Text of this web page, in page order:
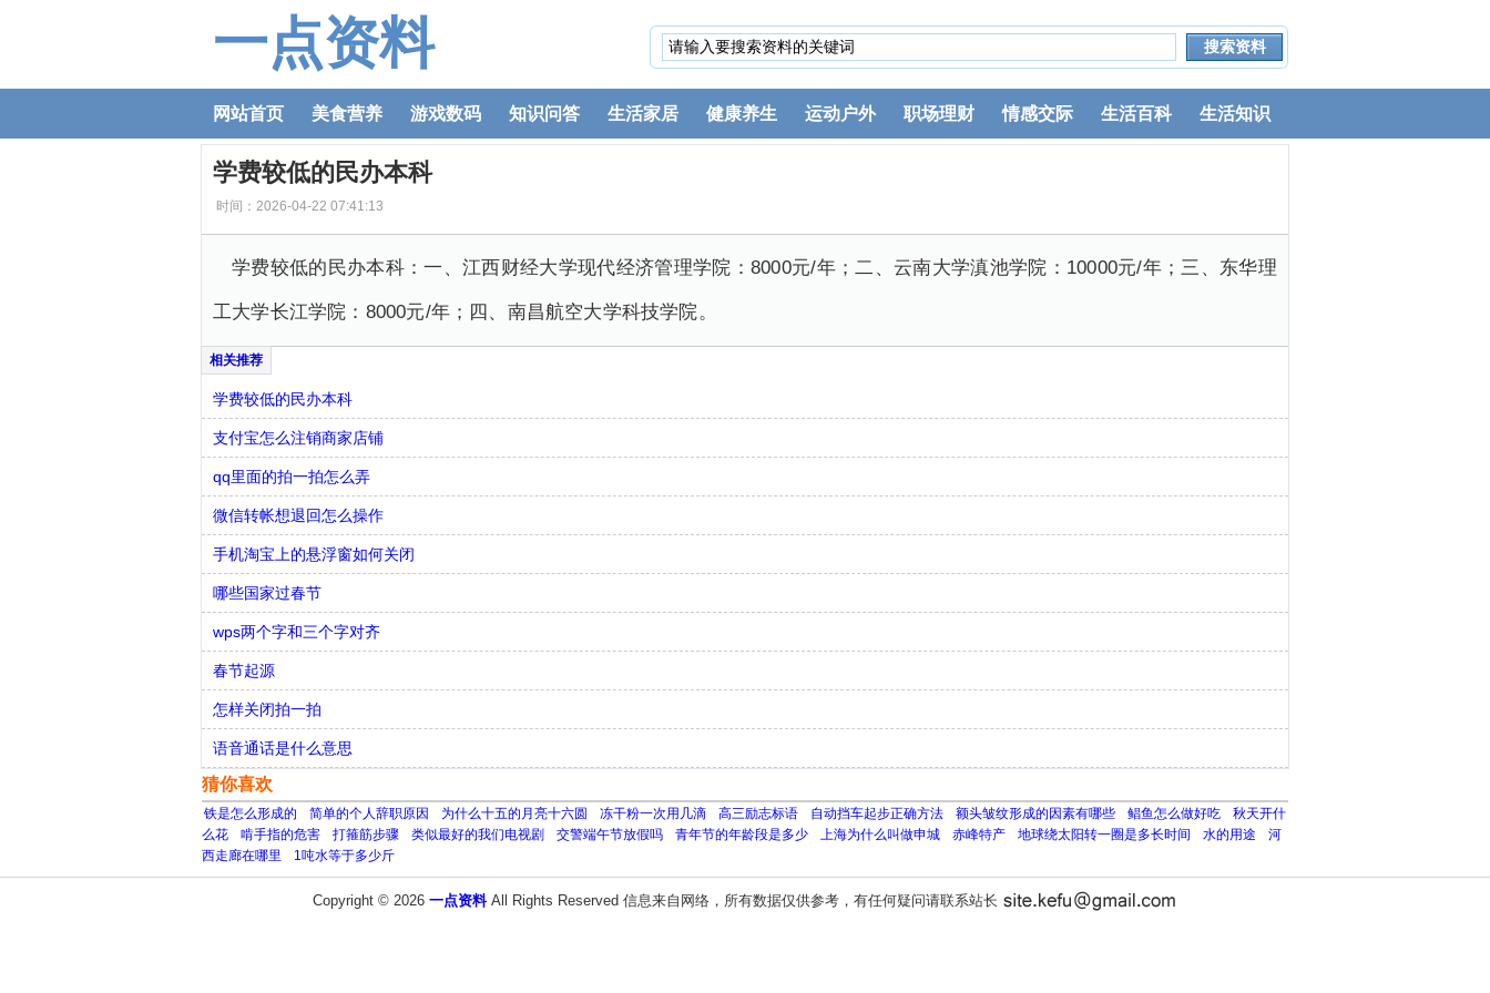
一点资料
网站首页 美食营养 游戏数码 知识问答 生活家居 健康养生 运动户外 职场理财 情感交际 生活百科 生活知识
学费较低的民办本科
时间：2026-04-22 07:41:13
学费较低的民办本科：一、江西财经大学现代经济管理学院：8000元/年；二、云南大学滇池学院：10000元/年；三、东华理
工大学长江学院：8000元/年；四、南昌航空大学科技学院。
学费较低的民办本科
支付宝怎么注销商家店铺
qq里面的拍一拍怎么弄
微信转帐想退回怎么操作
手机淘宝上的悬浮窗如何关闭
哪些国家过春节
wps两个字和三个字对齐
春节起源
怎样关闭拍一拍
语音通话是什么意思
猜你喜欢
铁是怎么形成的 简单的个人辞职原因 为什么十五的月亮十六圆 冻干粉一次用几滴 高三励志标语 自动挡车起步正确方法 额头皱纹形成的因素有哪些 鲳鱼怎么做好吃
秋天开什
么花
啃手指的危害 打箍筋步骤 类似最好的我们电视剧 交警端午节放假吗 青年节的年龄段是多少 上海为什么叫做申城 赤峰特产 地球绕太阳转一圈是多长时间 水的用途
河
西走廊在哪里
1吨水等于多少斤
Copyright © 2026 一点资料All Rights Reserved 信息来自网络，所有数据仅供参考，有任何疑问请联系站长